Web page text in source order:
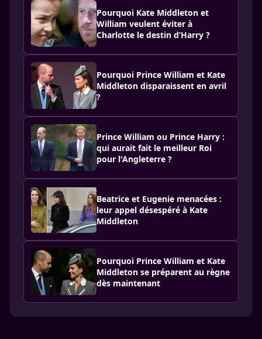
Pourquoi Kate Middleton et
William veulent éviter à
Charlotte le destin d’Harry ?
Pourquoi Prince William et Kate
Middleton disparaissent en avril
?
Prince William ou Prince Harry :
qui aurait fait le meilleur Roi
pour l'Angleterre ?
Beatrice et Eugenie menacées :
leur appel désespéré à Kate
Middleton
Pourquoi Prince William et Kate
Middleton se préparent au règne
dès maintenant